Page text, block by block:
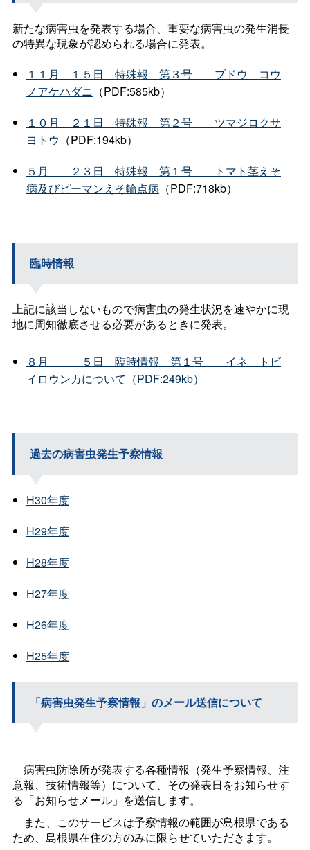
新たな病害虫を発表する場合、重要な病害虫の発生消長
の特異な現象が認められる場合に発表。
１１ 月 １５ 日 特殊報 第３号 ブドウ コウ
ノアケハダニ （PDF:585kb）
１０ 月 ２１ 日 特殊報 第２号 ツマジロクサ
ヨトウ （PDF:194kb）
５ 月 ２３ 日 特殊報 第１号
トマト茎えそ
病及びピーマンえそ輪点病 （PDF:718kb）
臨時情報
上記に該当しないもので病害虫の発生状況を速やかに現
地に周知徹底させる必要があるときに発表。
８ 月 ５ 日 臨時情報 第１号 イネ
トビ
イロウンカについて（PDF:249kb）
過去の病害虫発生予察情報
H30年度
H29年度
H28年度
H27年度
H26年度
H25年度
「病害虫発生予察情報」のメール送信について
病害虫防除所が発表する各種情報（発生予察情報、注
意報、技術情報等）について、その発表日をお知らせす
る「お知らせメール」を送信します。
また、このサービスは予察情報の範囲が島根県である
ため、島根県在住の方のみに限らせていただきます。